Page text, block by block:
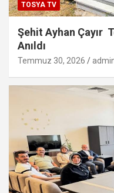
TOSYA TV
Şehit Ayhan Çayır
Anıldı
Temmuz 30, 2026